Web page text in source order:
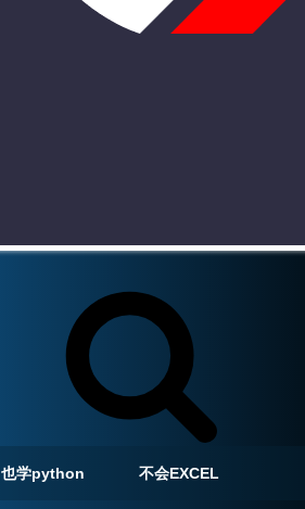
也学python 不会EXCEL